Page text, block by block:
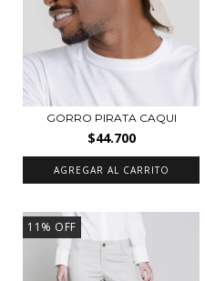
GORRO PIRATA CAQUI
$44.700
AGREGAR AL CARRITO
11 % OFF